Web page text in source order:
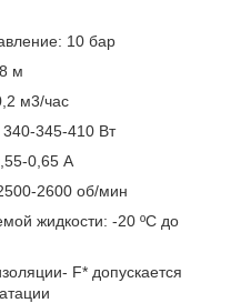
10 бар
м
м3/час
345-410 Вт
0,65 А
2600 об/мин
жидкости: -20 ºC до
F* допускается